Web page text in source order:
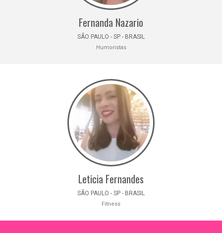
Fernanda Nazario
SÃO PAULO - SP - BRASIL
Humoristas
Leticia Fernandes
SÃO PAULO - SP - BRASIL
Fitness